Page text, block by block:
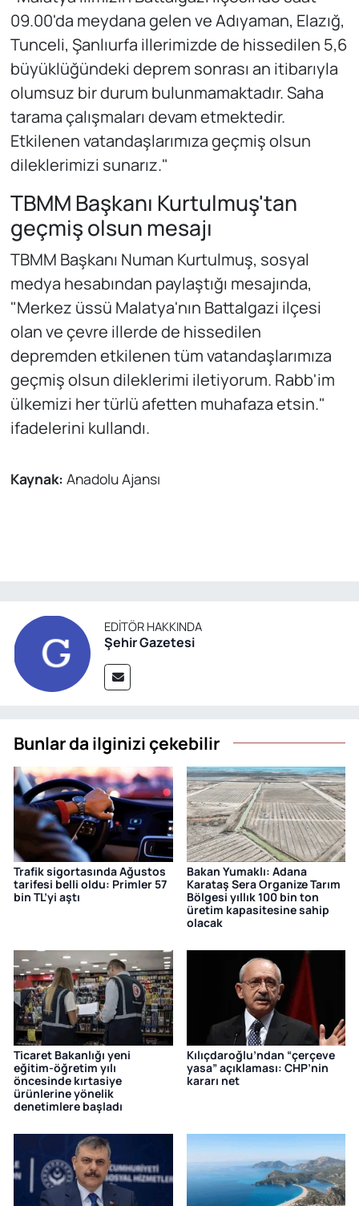
09.00'da meydana gelen ve Adıyaman, Elazığ,
Tunceli, Şanlıurfa illerimizde de hissedilen 5,6
büyüklüğündeki deprem sonrası an itibarıyla
olumsuz bir durum bulunmamaktadır. Saha
tarama çalışmaları devam etmektedir.
Etkilenen vatandaşlarımıza geçmiş olsun
dileklerimizi sunarız."
TBMM Başkanı Kurtulmuş'tan
geçmiş olsun mesajı
TBMM Başkanı Numan Kurtulmuş, sosyal
medya hesabından paylaştığı mesajında,
"Merkez üssü Malatya'nın Battalgazi ilçesi
olan ve çevre illerde de hissedilen
depremden etkilenen tüm vatandaşlarımıza
geçmiş olsun dileklerimi iletiyorum. Rabb'im
ülkemizi her türlü afetten muhafaza etsin."
ifadelerini kullandı.
Kaynak: Anadolu Ajansı
EDITÖR HAKKINDA
Şehir Gazetesi
Bunlar da ilginizi çekebilir
Trafik sigortasında Ağustos
tarifesi belli oldu: Primler 57
bin TL’yi aştı
Bakan Yumaklı: Adana
Karataş Sera Organize Tarım
Bölgesi yıllık 100 bin ton
üretim kapasitesine sahip
olacak
Ticaret Bakanlığı yeni
eğitim-öğretim yılı
öncesinde kırtasiye
ürünlerine yönelik
denetimlere başladı
Kılıçdaroğlu’ndan “çerçeve
yasa” açıklaması: CHP’nin
kararı net